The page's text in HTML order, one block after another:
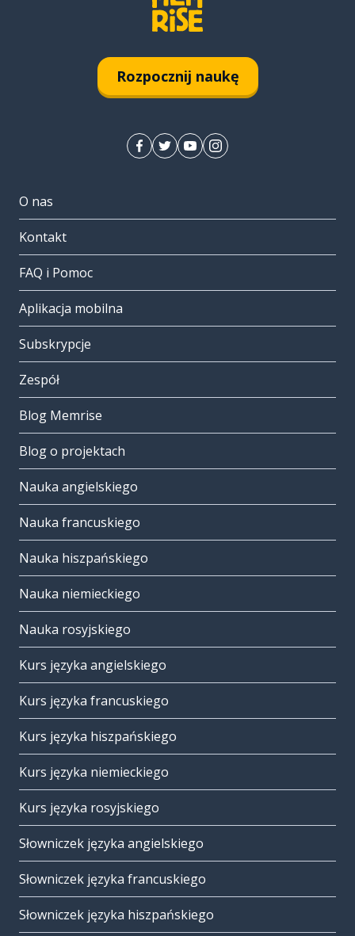
Rozpocznij naukę
O nas
Kontakt
FAQ i Pomoc
Aplikacja mobilna
Subskrypcje
Zespół
Blog Memrise
Blog o projektach
Nauka angielskiego
Nauka francuskiego
Nauka hiszpańskiego
Nauka niemieckiego
Nauka rosyjskiego
Kurs języka angielskiego
Kurs języka francuskiego
Kurs języka hiszpańskiego
Kurs języka niemieckiego
Kurs języka rosyjskiego
Słowniczek języka angielskiego
Słowniczek języka francuskiego
Słowniczek języka hiszpańskiego